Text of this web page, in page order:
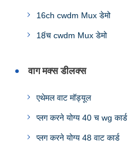
16ch cwdm Mux डेमो
18ंच cwdm Mux डेमो
वाग मक्स डीलक्स
एथेमल वाट मॉड्यूल
प्लग करने योग्य 40 च wg कार्ड
प्लग करने योग्य 48 वाट कार्ड